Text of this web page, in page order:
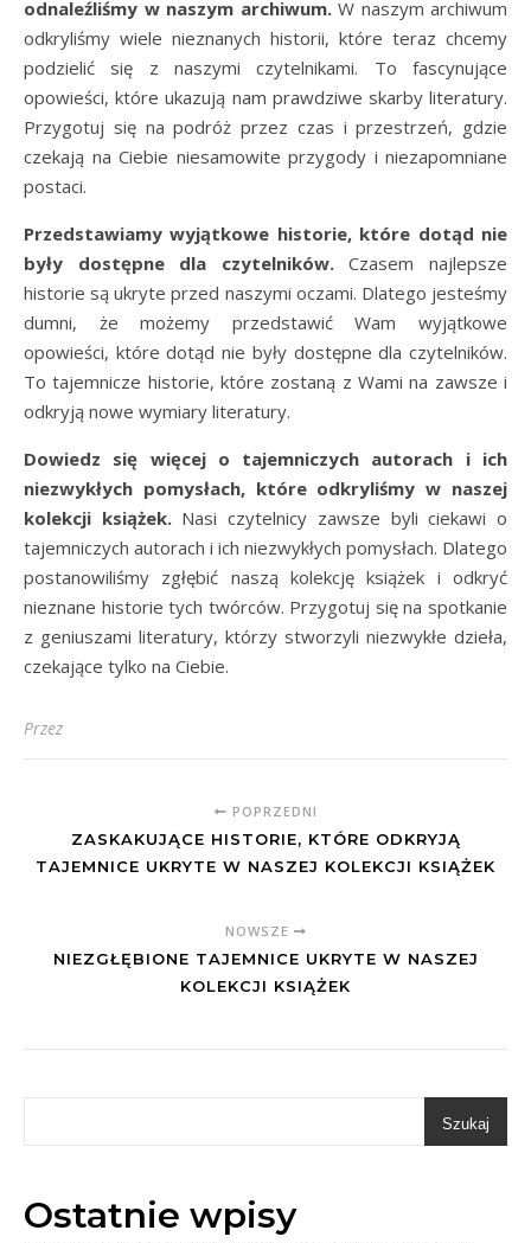
odnaleźliśmy w naszym archiwum.W naszym archiwum
odkryliśmy wiele nieznanych historii, które teraz chcemy
podzielić się z naszymi czytelnikami. To fascynujące
opowieści, które ukazują nam prawdziwe skarby literatury.
Przygotuj się na podróż przez czas i przestrzeń, gdzie
czekają na Ciebie niesamowite przygody i niezapomniane
postaci.
Przedstawiamy wyjątkowe historie, które dotąd nie
były dostępne dla czytelników.Czasem najlepsze
historie są ukryte przed naszymi oczami. Dlatego jesteśmy
dumni, że możemy przedstawić Wam wyjątkowe
opowieści, które dotąd nie były dostępne dla czytelników.
To tajemnicze historie, które zostaną z Wami na zawsze i
odkryją nowe wymiary literatury.
Dowiedz się więcej o tajemniczych autorach i ich
niezwykłych pomysłach, które odkryliśmy w naszej
kolekcji książek.Nasi czytelnicy zawsze byli ciekawi o
tajemniczych autorach i ich niezwykłych pomysłach. Dlatego
postanowiliśmy zgłębić naszą kolekcję książek i odkryć
nieznane historie tych twórców. Przygotuj się na spotkanie
z geniuszami literatury, którzy stworzyli niezwykłe dzieła,
czekające tylko na Ciebie.
Przez
POPRZEDNI
ZASKAKUJĄCE HISTORIE, KTÓRE ODKRYJĄ
TAJEMNICE UKRYTE W NASZEJ KOLEKCJI KSIĄŻEK
NOWSZE
NIEZGŁĘBIONE TAJEMNICE UKRYTE W NASZEJ
KOLEKCJI KSIĄŻEK
Szukaj
Ostatnie wpisy